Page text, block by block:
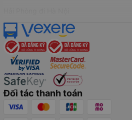
Đối tác thanh toán